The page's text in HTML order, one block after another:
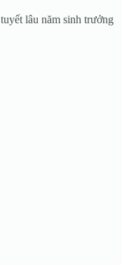
lâu năm sinh trưởng